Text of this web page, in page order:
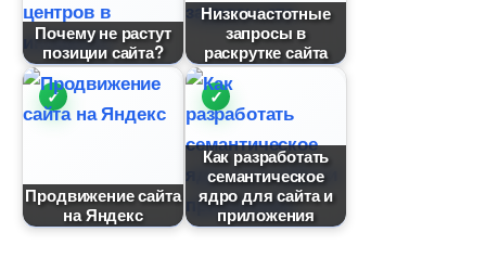
Почему не растут
позиции сайта?
Низкочастотные
запросы
раскрутке сайта
Продвижение сайта
на Яндекс
Как разработать
семантическое
ядро для сайта и
приложения